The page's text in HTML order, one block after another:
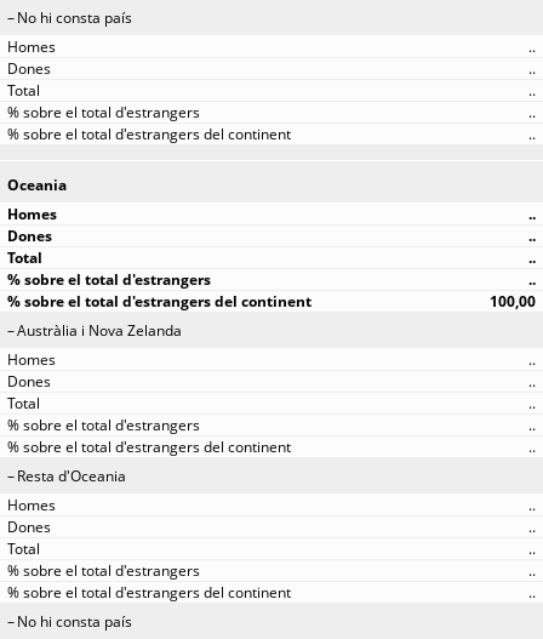
No hi consta país
..
..
..
..
..
Oceania
..
..
..
..
100,00
Austràlia i Nova Zelanda
..
..
..
..
..
Resta d'Oceania
..
..
..
..
..
No hi consta país